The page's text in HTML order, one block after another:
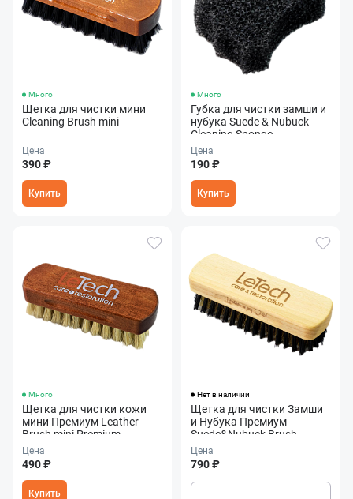
Много
Щетка для чистки мини
Cleaning Brush mini
Цена
390 ₽
Купить
Много
Губка для чистки замши и
нубука Suede & Nubuck
Cleaning Sponge
Цена
190 ₽
Купить
Много
Щетка для чистки кожи
мини Премиум Leather
Brush mini Premium
Цена
490 ₽
Купить
Нет в наличии
Щетка для чистки Замши
и Нубука Премиум
Suede&Nubuck Brush
Premium
Цена
790 ₽